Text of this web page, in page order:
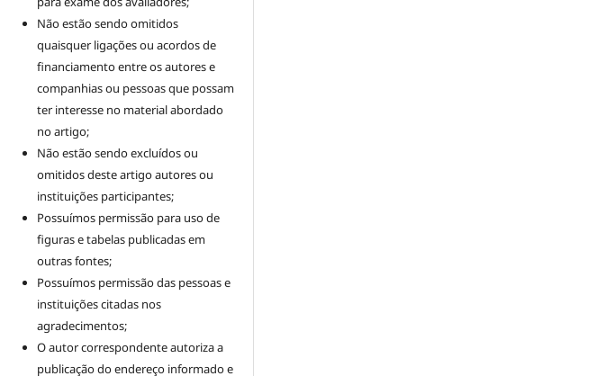
Não estão sendo omitidos
quaisquer ligações ou acordos de
financiamento entre os autores e
companhias ou pessoas que possam
ter interesse no material abordado
no artigo;
Não estão sendo excluídos ou
omitidos deste artigo autores ou
instituições participantes;
Possuímos permissão para uso de
figuras e tabelas publicadas em
outras fontes;
Possuímos permissão das pessoas e
instituições citadas nos
agradecimentos;
O autor correspondente autoriza a
publicação do endereço informado e